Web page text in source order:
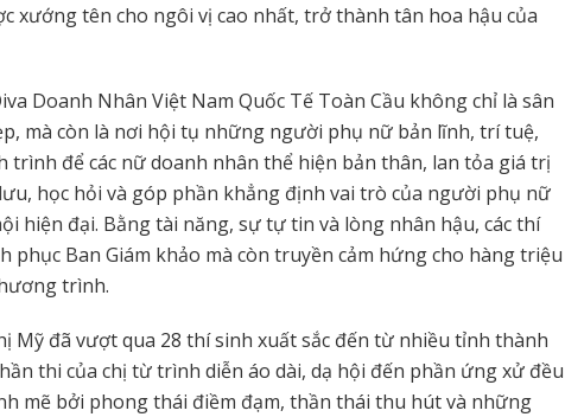
xướng tên cho ngôi vị cao nhất, trở thành tân hoa hậu của
Doanh Nhân Việt Nam Quốc Tế Toàn Cầu không chỉ là sân
mà còn là nơi hội tụ những người phụ nữ bản lĩnh, trí tuệ,
trình để các nữ doanh nhân thể hiện bản thân, lan tỏa giá trị
học hỏi và góp phần khẳng định vai trò của người phụ nữ
hiện đại. Bằng tài năng, sự tự tin và lòng nhân hậu, các thí
phục Ban Giám khảo mà còn truyền cảm hứng cho hàng triệu
trình.
Mỹ đã vượt qua 28 thí sinh xuất sắc đến từ nhiều tỉnh thành
thi của chị từ trình diễn áo dài, dạ hội đến phần ứng xử đều
mẽ bởi phong thái điềm đạm, thần thái thu hút và những